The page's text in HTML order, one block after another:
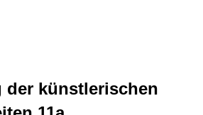
der künstlerischen